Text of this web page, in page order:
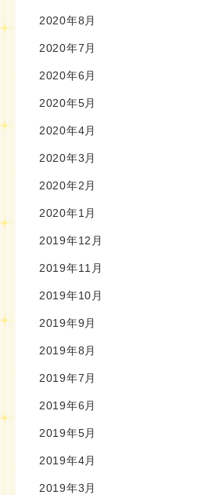
2020年8月
2020年7月
2020年6月
2020年5月
2020年4月
2020年3月
2020年2月
2020年1月
2019年12月
2019年11月
2019年10月
2019年9月
2019年8月
2019年7月
2019年6月
2019年5月
2019年4月
2019年3月